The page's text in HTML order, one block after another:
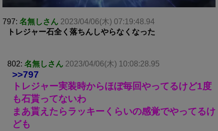
797: 名無しさん 2023/04/06(木) 07:19:48.94
トレジャー石全く落ちんしやらなくなった
802: 名無しさん 2023/04/06(木) 10:08:28.95
>>797
トレジャー実装時からほぼ毎回やってるけど1度
も石貰ってないわ
まあ貰えたらラッキーくらいの感覚でやってるけ
ども